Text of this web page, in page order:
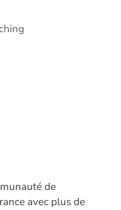
de
avec plus de